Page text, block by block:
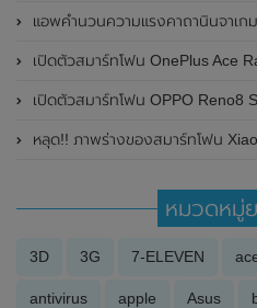
แอพคำนวนความแรงคาถานินจาเ
เปิดตัวสมาร์ทโฟน OnePlus Ace Racing Edition ในประเทศจีน มาพร้อ
เปิดตัวสมาร์ทโฟน OPPO Reno8 Series (5G) ในประเทศ
หลุด!! ภาพร่างของสมาร์ทโฟน
หมวดหมู่
3D 3G 7-ELEVEN
antivirus apple Asus